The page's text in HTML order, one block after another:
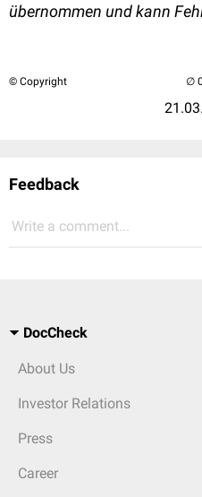
übernommen und kann
© Copyright
Feedback
Write a comment...
DocCheck
About Us
Investor Relations
Press
Career